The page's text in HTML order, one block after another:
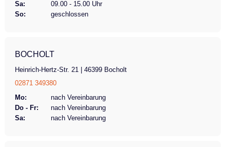
Dafür werden in der Regel eine ärztliche
Verordnung, ein Kostenvoranschlag und ein
werden, entscheidet die Krankenkasse
individuell. Mehr Informationen zum Antrag
bei Krankenkassen finden Sie hier.
Vereinbaren Sie jetzt eine persönliche
Beratung und Probefahrt mit dem Easy Rider
Compact von vanRaam. Das abgebildete
Sa:
09.00 - 15.00 Uhr
So:
geschlossen
BOCHOLT
Heinrich-Hertz-Str. 21 | 46399 Bocholt
02871 349380
Mo:
nach Vereinbarung
Do - Fr:
nach Vereinbarung
Sa:
nach Vereinbarung